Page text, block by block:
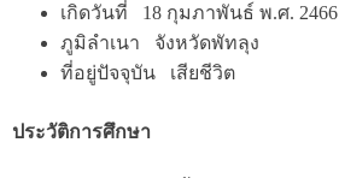
เกิดวันที่ 18 กุมภาพันธ์ พ.ศ. 2466
ภูมิลำเนา จังหวัดพัทลุง
ที่อยู่ปัจจุบัน เสียชีวิต
ประวัติการศึกษา